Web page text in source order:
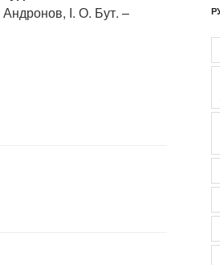
І. О. Бут. –